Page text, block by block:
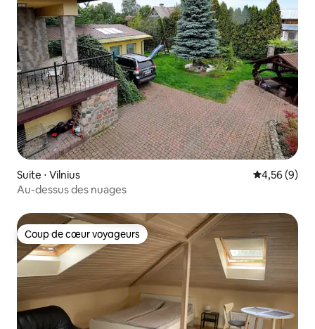
Suite ⋅ Vilnius Évaluation
4,56 (9)
Au-dessus des nuages
Coup de cœur voyageurs
Coup de cœur voyageurs